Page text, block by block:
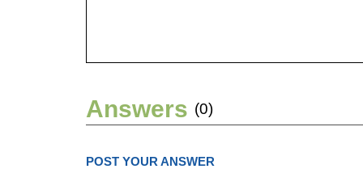
Answers (0)
POST YOUR ANSWER